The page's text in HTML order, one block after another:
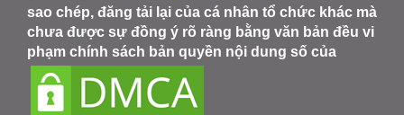
sao chép, đăng tải lại của cá nhân tổ chức khác mà
chưa được sự đồng ý rõ ràng bằng văn bản đều vi
phạm chính sách bản quyền nội dung số của